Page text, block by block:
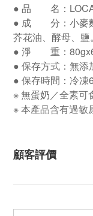
● 品 名：LOCA
● 成 分：小麥
芥花油
酵母、鹽。
● 淨 重：
● 保存方式：無添
● 保存時間：冷凍
※ 無蛋奶／全素可
※本產品含有過敏
顧客評價